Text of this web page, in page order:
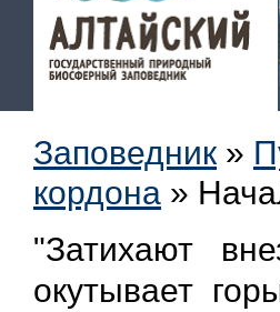
Заповедник »
кордона »
"Затихают
окутывает